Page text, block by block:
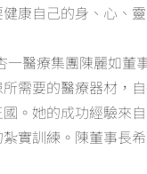
康自己的身、心、
醫療集團陳麗如董
需要的醫療器材，
。她的成功經驗來
實訓練。陳董事長